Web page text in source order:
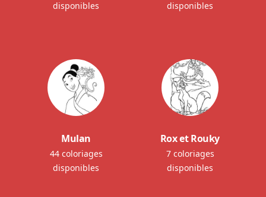
disponibles
disponibles
Mulan
44 coloriages
disponibles
Rox et Rouky
7 coloriages
disponibles